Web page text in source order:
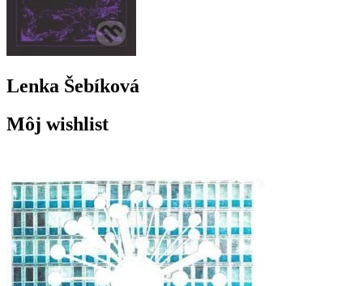
Lenka Šebíková
Môj wishlist